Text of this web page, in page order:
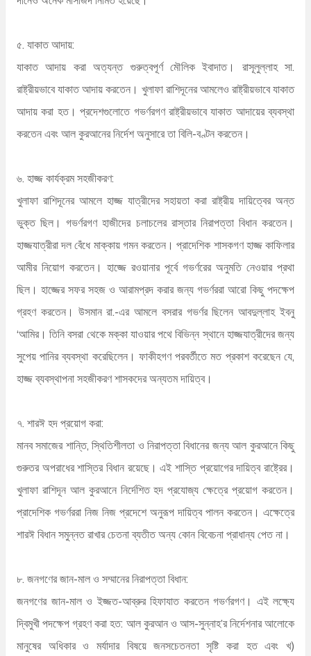
৫. যাকাত আদায়:
যাকাত আদায় করা অত্যন্ত গুরুত্বপূর্ণ মৌলিক ইবাদাত। রাসূলুল্লাহ সা.
রাষ্ট্রীয়ভাবে যাকাত আদায় করতেন। খুলাফা রাশিদূনের আমলেও রাষ্ট্রীয়ভাবে যাকাত
আদায় করা হত। প্রদেশগুলোতে গভর্ণরগণ রাষ্ট্রীয়ভাবে যাকাত আদায়ের ব্যবস্থা
করতেন এবং আল কুরআনের নির্দেশ অনুসারে তা বিলি-বণ্টন করতেন।
৬. হাজ্জ কার্যক্রম সহজীকরণ:
খুলাফা রাশিদূনের আমলে হাজ্জ যাত্রীদের সহায়তা করা রাষ্ট্রীয় দায়িত্বের অন্ত
ভুক্ত ছিল। গভর্ণরগণ হাজীদের চলাচলের রাস্তার নিরাপত্তা বিধান করতেন।
হাজ্জযাত্রীরা দল বেঁধে মাক্কায় গমন করতেন। প্রাদেশিক শাসকগণ হাজ্জ কাফিলার
আমীর নিয়োগ করতেন। হাজ্জে রওয়ানার পূর্বে গভর্ণরের অনুমতি নেওয়ার প্রথা
ছিল। হাজ্জের সফর সহজ ও আরামপ্রদ করার জন্য গভর্ণররা আরো কিছু পদক্ষেপ
গ্রহণ করতেন। উসমান রা.-এর আমলে বসরার গভর্ণর ছিলেন আবদুল্লাহ ইবনু
‘আমির। তিনি বসরা থেকে মক্কা যাওয়ার পথে বিভিন্ন স্থানে হাজ্জযাত্রীদের জন্য
সুপেয় পানির ব্যবস্থা করেছিলেন। ফাকীহগণ পরবর্তীতে মত প্রকাশ করেছেন যে,
হাজ্জ ব্যবস্থাপনা সহজীকরণ শাসকদের অন্যতম দায়িত্ব।
৭. শারঈ হদ প্রয়োগ করা:
মানব সমাজের শান্তি, স্থিতিশীলতা ও নিরাপত্তা বিধানের জন্য আল কুরআনে কিছু
গুরুতর অপরাধের শাস্তির বিধান রয়েছে। এই শাস্তি প্রয়োগের দায়িত্ব রাষ্ট্রের।
খুলাফা রাশিদূন আল কুরআনে নির্দেশিত হদ প্রযোজ্য ক্ষেত্রে প্রয়োগ করতেন।
প্রাদেশিক গভর্ণররা নিজ নিজ প্রদেশে অনুরূপ দায়িত্ব পালন করতেন। এক্ষেত্রে
শারঈ বিধান সমুন্নত রাখার চেতনা ব্যতীত অন্য কোন বিবেচনা প্রাধান্য পেত না।
৮. জনগণের জান-মাল ও সম্মানের নিরাপত্তা বিধান:
জনগণের জান-মাল ও ইজ্জত-আব্রুর হিফাযাত করতেন গভর্ণরগণ। এই লক্ষ্যে
দ্বিমুখী পদক্ষেপ গ্রহণ করা হত: আল কুরআন ও আস-সুন্নাহ’র নির্দেশনার আলোকে
মানুষের অধিকার ও মর্যাদার বিষয়ে জনসচেতনতা সৃষ্টি করা হত এবং খ)